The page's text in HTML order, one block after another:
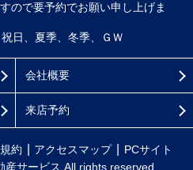
ので要予約でお願い申し上げま
日、夏季、冬季、ＧＷ
会社概要
来店予約
約 アクセスマップ
PCサイト
サービス All rights reserved.